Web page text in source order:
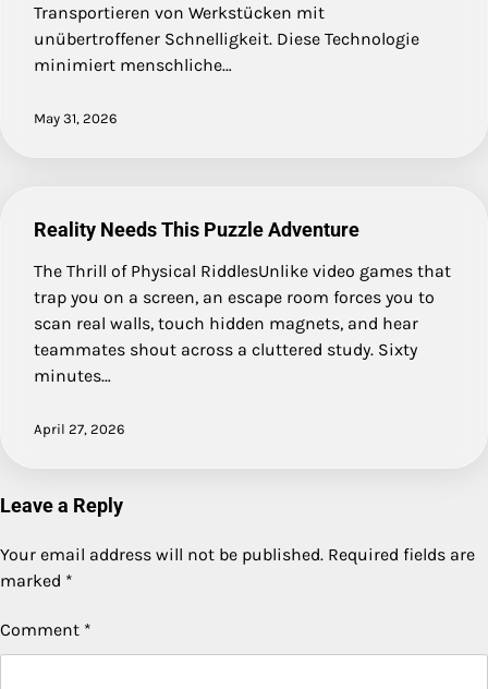
Transportieren von Werkstücken mit
unübertroffener Schnelligkeit. Diese Technologie
minimiert menschliche…
May 31, 2026
Reality Needs This Puzzle Adventure
The Thrill of Physical RiddlesUnlike video games that
trap you on a screen, an escape room forces you to
scan real walls, touch hidden magnets, and hear
teammates shout across a cluttered study. Sixty
minutes…
April 27, 2026
Leave a Reply
Your email address will not be published. Required fields are
marked *
Comment *